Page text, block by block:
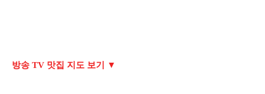
방송 TV 맛집 지도 보기 ▼